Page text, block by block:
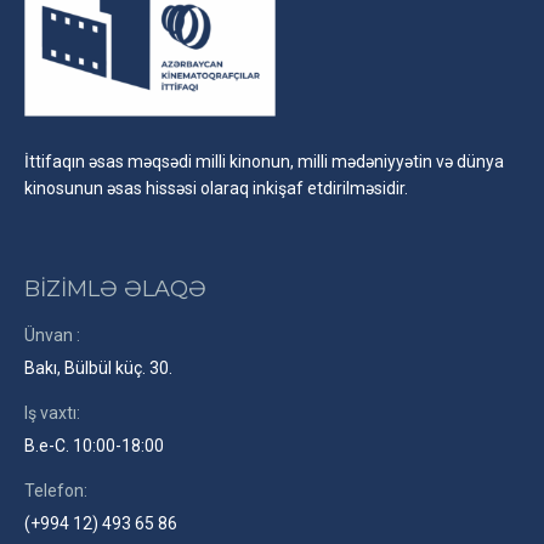
İttifaqın əsas məqsədi milli kinonun, milli mədəniyyətin və dünya
kinosunun əsas hissəsi olaraq inkişaf etdirilməsidir.
BİZİMLƏ ƏLAQƏ
Ünvan :
Bakı, Bülbül küç. 30.
Iş vaxtı:
B.e-C. 10:00-18:00
Telefon:
(+994 12) 493 65 86